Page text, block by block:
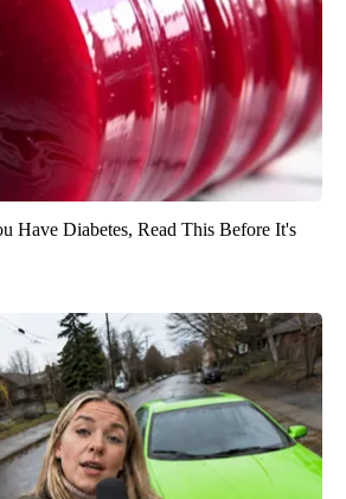
Have Diabetes, Read This Before It's